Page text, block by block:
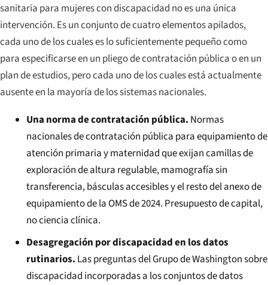
sanitaria para mujeres con discapacidad no es una única
intervención. Es un conjunto de cuatro elementos apilados,
cada uno de los cuales es lo suficientemente pequeño como
para especificarse en un pliego de contratación pública o en un
plan de estudios, pero cada uno de los cuales está actualmente
ausente en la mayoría de los sistemas nacionales.
Una norma de contratación pública. Normas
nacionales de contratación pública para equipamiento de
atención primaria y maternidad que exijan camillas de
exploración de altura regulable, mamografía sin
transferencia, básculas accesibles y el resto del anexo de
equipamiento de la OMS de 2024. Presupuesto de capital,
no ciencia clínica.
Desagregación por discapacidad en los datos
rutinarios. Las preguntas del Grupo de Washington sobre
discapacidad incorporadas a los conjuntos de datos